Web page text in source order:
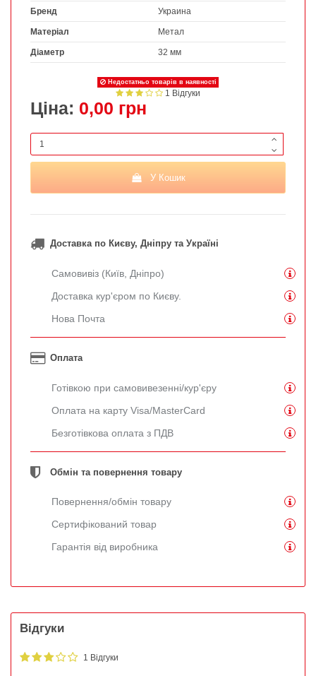
Бренд Украина
Матеріал Метал
Діаметр 32 мм
Недостатньо товарів в наявності
1 Відгуки
Ціна: 0,00 грн
У Кошик
Доставка по Києву, Дніпру та Україні
Самовивіз (Київ, Дніпро)
Доставка кур'єром по Києву.
Нова Почта
Оплата
Готівкою при самовивезенні/кур'єру
Оплата на карту Visa/MasterCard
Безготівкова оплата з ПДВ
Обмін та повернення товару
Повернення/обмін товару
Сертифікований товар
Гарантія від виробника
Відгуки
1 Відгуки